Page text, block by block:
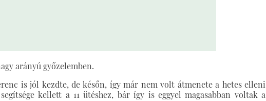
arányú győzelemben.
is jól kezdte, de későn, így már nem volt átmenete a hetes elleni
kellett a 11 ütéshez, bár így is eggyel magasabban voltak a